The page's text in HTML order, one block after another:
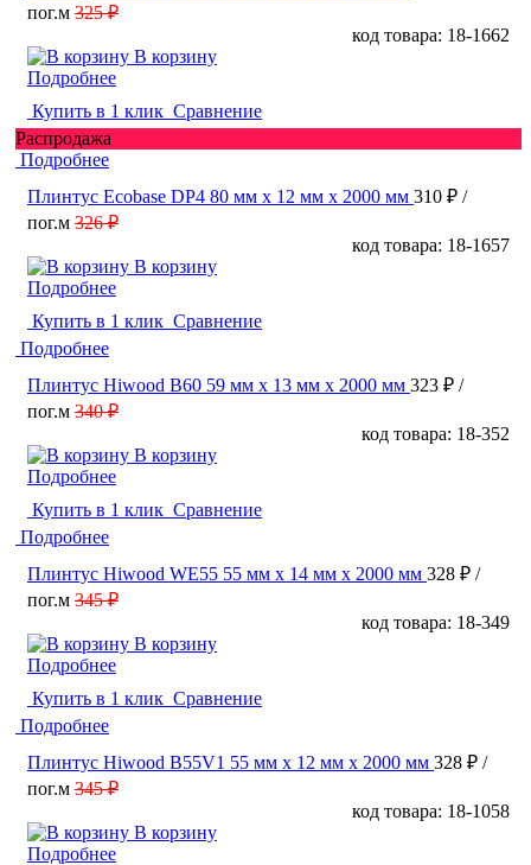
пог.м 325 ₽
код товара: 18-1662
В корзину
Подробнее
Купить в 1 клик Сравнение
Распродажа
Подробнее
Плинтус Ecobase DP4 80 мм х 12 мм х 2000 мм 310 ₽ /
пог.м 326 ₽
код товара: 18-1657
В корзину
Подробнее
Купить в 1 клик Сравнение
Подробнее
Плинтус Hiwood B60 59 мм х 13 мм х 2000 мм 323 ₽ /
пог.м 340 ₽
код товара: 18-352
В корзину
Подробнее
Купить в 1 клик Сравнение
Подробнее
Плинтус Hiwood WE55 55 мм х 14 мм х 2000 мм 328 ₽ /
пог.м 345 ₽
код товара: 18-349
В корзину
Подробнее
Купить в 1 клик Сравнение
Подробнее
Плинтус Hiwood B55V1 55 мм х 12 мм х 2000 мм 328 ₽ /
пог.м 345 ₽
код товара: 18-1058
В корзину
Подробнее